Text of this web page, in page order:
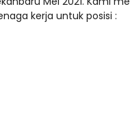
kerja untuk posisi :